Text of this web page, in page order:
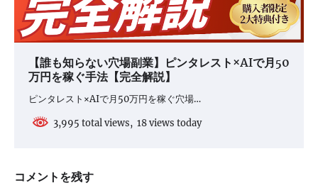
【誰も知らない穴場副業】ピンタレスト×AIで月50
万円を稼ぐ手法【完全解説】
ピンタレスト×AIで月50万円を稼ぐ穴場…
3,995 total views, 18 views today
コメントを残す